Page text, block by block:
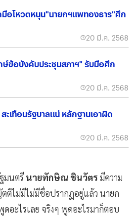
อโหวตหนุน"นายกฯแพทองธาร"ศึก
20 มี.ค. 2568
ข้อบังคับประชุมสภาฯ" รับมือศึก
20 มี.ค. 2568
เทือนรัฐบาลแน่ หลักฐานเอาผิด
20 มี.ค. 2568
มนตรี นายทักษิณ​ ชินวัตร​ มีความ
ติไม่มีไม่มีชื่อปรากฏอยู่แล้ว นายก
ดอะไรเลย จริงๆ พูดอะไรมาก็ตอบ